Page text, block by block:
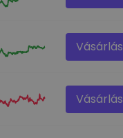
Vásárlás
Vásárlás